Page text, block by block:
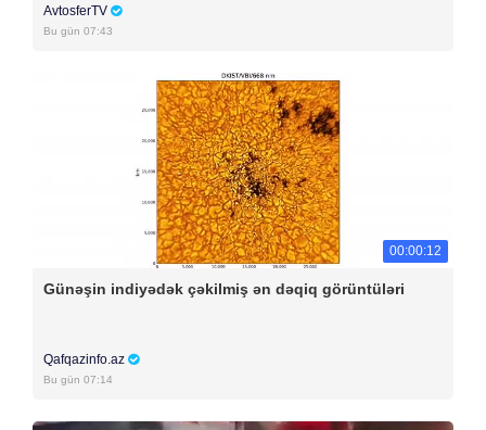
AvtosferTV
Bu gün 07:43
00:00:12
Günəşin indiyədək çəkilmiş ən dəqiq görüntüləri
Qafqazinfo.az
Bu gün 07:14